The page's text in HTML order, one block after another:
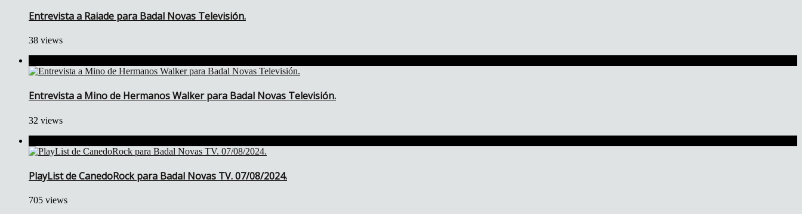
Entrevista a Raiade para Badal Novas Televisión.
38 views
Entrevista a Mino de Hermanos Walker para Badal Novas Televisión.
32 views
PlayList de CanedoRock para Badal Novas TV. 07/08/2024.
705 views